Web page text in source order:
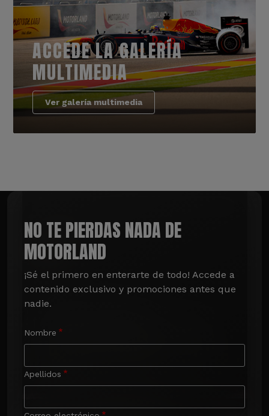
ACCEDE LA GALERÍA
MULTIMEDIA
Ver galería multimedia
NO TE PIERDAS NADA DE
MOTORLAND
¡Sé el primero en enterarte de todo! Accede a
contenido exclusivo y promociones antes que
nadie.
Nombre
Apellidos